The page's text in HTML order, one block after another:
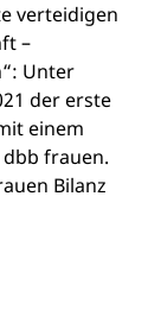
verteidigen
–
Unter
der erste
einem
frauen.
Bilanz